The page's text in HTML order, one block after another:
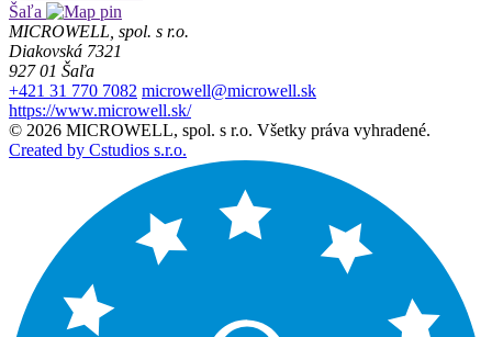
Šaľa
MICROWELL, spol. s r.o.
Diakovská 7321
927 01 Šaľa
+421 31 770 7082 microwell@microwell.sk
https://www.microwell.sk/
© 2026 MICROWELL, spol. s r.o. Všetky práva vyhradené.
Created by Cstudios s.r.o.